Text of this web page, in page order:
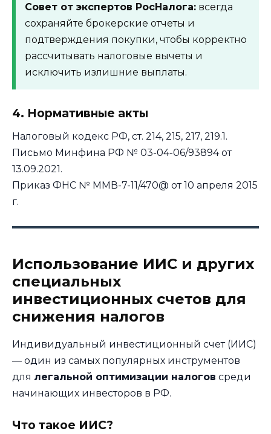
Совет от экспертов РосНалога: всегда
сохраняйте брокерские отчеты и
подтверждения покупки, чтобы корректно
рассчитывать налоговые вычеты и
исключить излишние выплаты.
4. Нормативные акты
Налоговый кодекс РФ, ст. 214, 215, 217, 219.1.
Письмо Минфина РФ № 03-04-06/93894 от
13.09.2021.
Приказ ФНС № ММВ-7-11/470@ от 10 апреля 2015
г.
Использование ИИС и других
специальных
инвестиционных счетов для
снижения налогов
Индивидуальный инвестиционный счет (ИИС)
— один из самых популярных инструментов
для легальной оптимизации налогов среди
начинающих инвесторов в РФ.
Что такое ИИС?